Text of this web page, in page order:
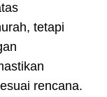
tetapi
rencana.